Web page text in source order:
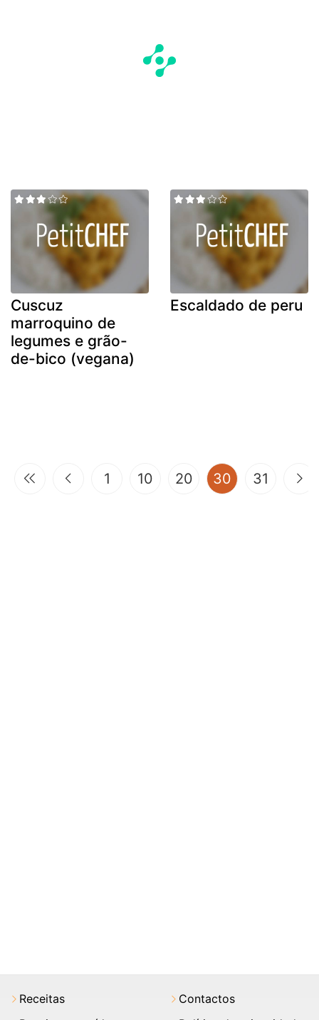
Cuscuz
marroquino de
legumes e grão-
de-bico (vegana)
Escaldado de peru
1 10 20 30 (current)
31
Receitas
Contactos